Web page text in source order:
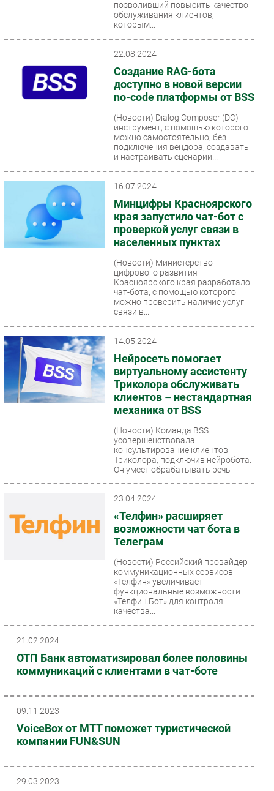
позволивший повысить качество
обслуживания клиентов,
которым...
22.08.2024
Создание RAG-бота
доступно в новой версии
no-code платформы от BSS
(Новости) Dialog Composer (DC) —
инструмент, с помощью которого
можно самостоятельно, без
подключения вендора, создавать
и настраивать сценарии...
16.07.2024
Минцифры Красноярского
края запустило чат-бот с
проверкой услуг связи в
населенных пунктах
(Новости) Министерство
цифрового развития
Красноярского края разработало
чат-бота, с помощью которого
можно проверить наличие услуг
связи в...
14.05.2024
Нейросеть помогает
виртуальному ассистенту
Триколора обслуживать
клиентов – нестандартная
механика от BSS
(Новости) Команда BSS
усовершенствовала
консультирование клиентов
Триколора, подключив нейробота.
Он умеет обрабатывать речь
23.04.2024
«Телфин» расширяет
возможности чат бота в
Телеграм
(Новости) Российский провайдер
коммуникационных сервисов
«Телфин» увеличивает
функциональные возможности
«Телфин.Бот» для контроля
качества...
21.02.2024
ОТП Банк автоматизировал более половины
коммуникаций с клиентами в чат-боте
09.11.2023
VoiceBox от МТТ поможет туристической
компании FUN&SUN
29.03.2023